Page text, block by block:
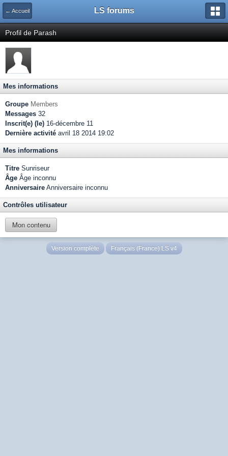
← Accueil LS forums
Profil de Parash
Mes informations
Groupe Members
Messages 32
Inscrit(e) (le) 16-décembre 11
Dernière activité avril 18 2014 19:02
Mes informations
Titre Sunriseur
Âge Âge inconnu
Anniversaire Anniversaire inconnu
Contrôles utilisateur
Mon contenu
Version complète Français (France) LS v4